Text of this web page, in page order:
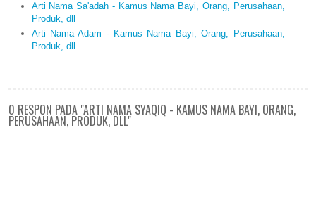
Arti Nama Sa'adah - Kamus Nama Bayi, Orang, Perusahaan,
Produk, dll
Arti Nama Adam - Kamus Nama Bayi, Orang, Perusahaan,
Produk, dll
0 RESPON PADA "ARTI NAMA SYAQIQ - KAMUS NAMA BAYI, ORANG,
PERUSAHAAN, PRODUK, DLL"